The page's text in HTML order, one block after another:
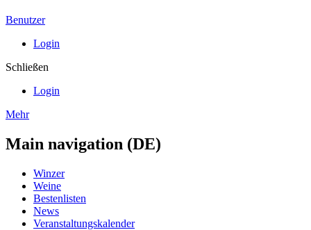
Benutzer
Login
Schließen
Login
Mehr
Main navigation (DE)
Winzer
Weine
Bestenlisten
News
Veranstaltungskalender